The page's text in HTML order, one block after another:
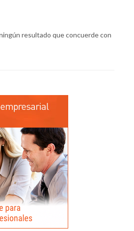
resultado que concuerde con